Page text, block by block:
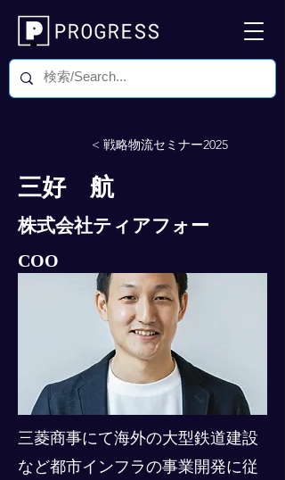
< 戦略物流セミナー2025
三好 航
株式会社ティアフォー
COO
三菱商事にて海外の大型鉄道建設
など都市インフラの事業開発に従